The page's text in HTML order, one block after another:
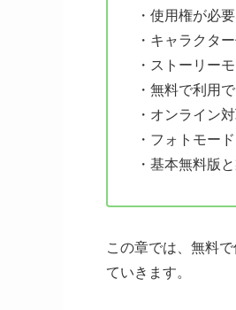
・使用権が必
・キャラクタ
・ストーリー
・無料で利用
・オンライン
・フォトモー
・基本無料版
この章では、無料
ていきます。